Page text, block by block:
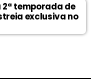
temporada de
exclusiva no